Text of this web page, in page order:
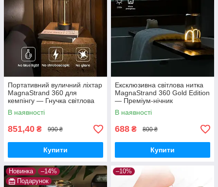
Портативний вуличний ліхтар
MagnaStrand 360 для
кемпінгу — Гнучка світлова
нитка 360° з магнітним
кріпленням та Type-C
В наявності
851,40 ₴ 990 ₴
Купити
Ексклюзивна світлова нитка
MagnaStrand 360 Gold Edition
— Преміум-нічник
трансформер, дизайнерська
LED-лампа
В наявності
688 ₴ 800 ₴
Купити
Новинка
–14%
Подарунок
–10%